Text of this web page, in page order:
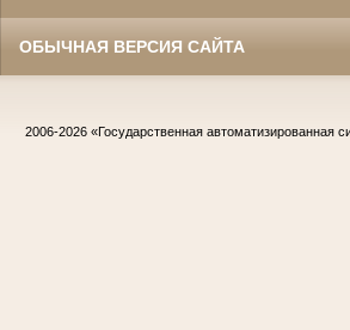
ОБЫЧНАЯ ВЕРСИЯ САЙТА
2006-2026 «Государственная автоматизированная